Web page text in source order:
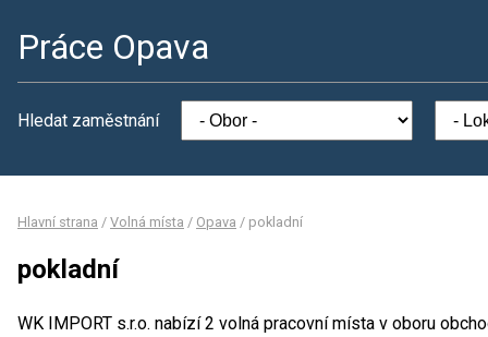
Práce Opava
Hledat zaměstnání
Hlavní strana / Volná místa / Opava / pokladní
pokladní
WK IMPORT s.r.o. nabízí 2 volná pracovní místa v oboru